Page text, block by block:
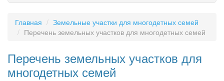
Главная
Земельные участки для многодетных семей
Перечень земельных участков для многодетных семей
Перечень земельных участков для
многодетных семей